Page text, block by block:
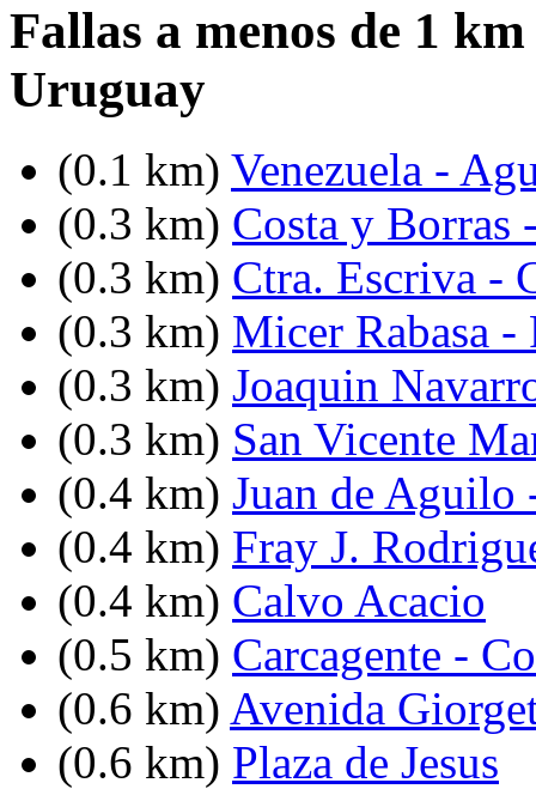
Fallas a menos de 1
Uruguay
(0.1 km) Venezuela -
(0.3 km) Costa y Borras
(0.3 km) Ctra. Escriva -
(0.3 km) Micer Rabasa -
(0.3 km) Joaquin
(0.3 km) San Vicente
(0.4 km) Juan de Aguilo
(0.4 km) Fray J.
(0.4 km) Calvo Acacio
(0.5 km) Carcagente -
(0.6 km) Avenida
(0.6 km) Plaza de Jesus